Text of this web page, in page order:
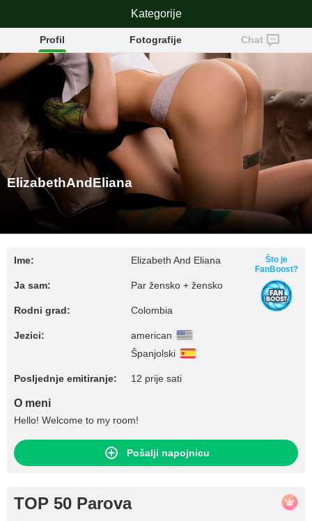
ElizabethAndEliana
Profil Fotografije Chat
ElizabethAndEliana
Ime: Elizabeth And Eliana
Ja sam: Par žensko + žensko
Rodni grad: Colombia
Jezici:
american
Španjolski
Posljednje emitiranje: 12 prije sati
Što je
FanBoost?
O meni
Hello! Welcome to my room!
Pošalji napojnicu
TOP 50 Parova
Kategorije